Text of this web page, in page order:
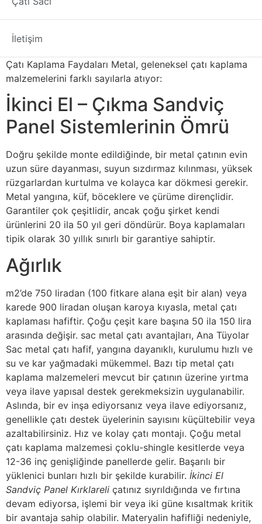
İletişim
metal çatılığın bazı avantaj ve dezavantajlarına yakından
bakılıyor. ayaklı dikiş sac metal çatı kaplama Mimarlar
Dik durgun metal çatı kapakları bu tatil evi, dayanıklı,
Çatı Kaplama Faydaları Metal, geleneksel çatı kaplama
malzemelerini farklı sayılarla atıyor:
İkinci El – Çıkma Sandviç
Panel Sistemlerinin Ömrü
Doğru şekilde monte edildiğinde, bir metal çatının evin
uzun süre dayanması, suyun sızdırmaz kılınması, yüksek
rüzgarlardan kurtulma ve kolayca kar dökmesi gerekir.
Metal yangına, küf, böceklere ve çürüme dirençlidir.
Garantiler çok çeşitlidir, ancak çoğu şirket kendi
ürünlerini 20 ila 50 yıl geri döndürür. Boya kaplamaları
tipik olarak 30 yıllık sınırlı bir garantiye sahiptir.
Ağırlık
m2’de 750 liradan (100 fitkare alana eşit bir alan) veya
karede 900 liradan oluşan karoya kıyasla, metal çatı
kaplaması hafiftir. Çoğu çeşit kare başına 50 ila 150 lira
arasında değişir. sac metal çatı avantajları, Ana Tüyolar
Sac metal çatı hafif, yangına dayanıklı, kurulumu hızlı ve
su ve kar yağmadaki mükemmel. Bazı tip metal çatı
kaplama malzemeleri mevcut bir çatının üzerine yırtma
veya ilave yapısal destek gerekmeksizin uygulanabilir.
Aslında, bir ev inşa ediyorsanız veya ilave ediyorsanız,
genellikle çatı destek üyelerinin sayısını küçültebilir veya
azaltabilirsiniz. Hız ve kolay çatı montajı. Çoğu metal
çatı kaplama malzemesi çoklu-shingle kesitlerde veya
12-36 inç genişliğinde panellerde gelir. Başarılı bir
yüklenici bunları hızlı bir şekilde kurabilir. İkinci El
Sandviç Panel Kırklareli çatınız sıyrıldığında ve fırtına
devam ediyorsa, işlemi bir veya iki güne kısaltmak kritik
bir avantaja sahip olabilir. Materyalin hafifliği nedeniyle,